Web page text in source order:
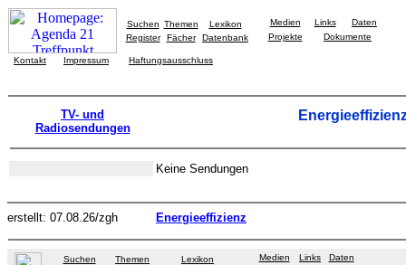
Suchen Themen
Lexikon
Register
Fächer Datenbank
Medien Links
Daten
Projekte
Dokumente
Kontakt Impressum Haftungsausschluss
TV- und
Radiosendungen
Keine Sendungen
erstellt: 07.08.26/zgh Energieeffizienz
Suchen Themen
Lexikon
Medien Links
Daten